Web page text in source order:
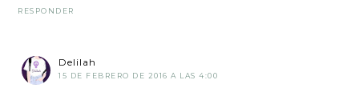
RESPONDER
Delilah
15 DE FEBRERO DE 2016 A LAS 4:00